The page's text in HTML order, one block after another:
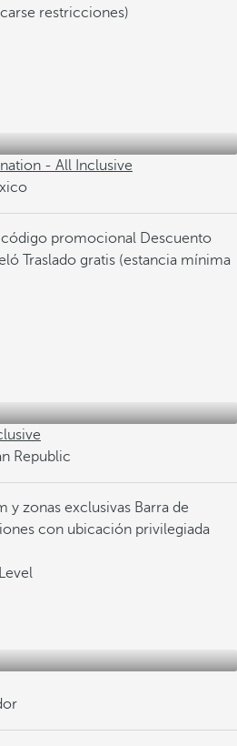
restricciones)
- All Inclusive
código promocional Descuento
Traslado gratis (estancia mínima
Republic
y zonas exclusivas Barra de
con ubicación privilegiada